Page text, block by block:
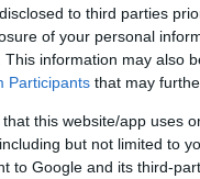
to third parties
of your personal
This information may also
Participants that may
that this website/app uses
but not limited to
to Google and its third-
από την
του επικεφαλής
το Hubble και
θα του
Hubble